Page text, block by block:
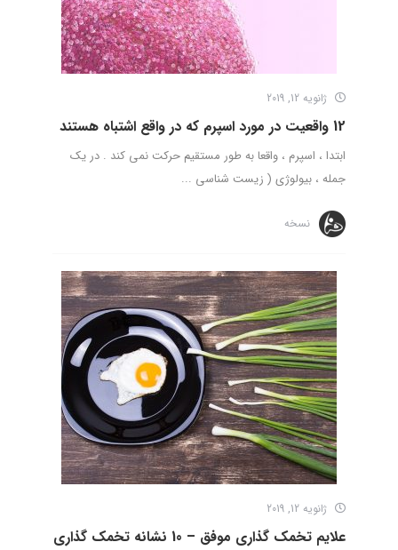
ژانویه 12, 2019
12 واقعیت در مورد اسپرم که در واقع اشتباه هستند
ابتدا ، اسپرم ، واقعا به طور مستقیم حرکت نمی کند . در یک
جمله ، بیولوژی ( زیست شناسی ...
نسخه
ژانویه 12, 2019
علایم تخمک گذاری موفق – 10 نشانه تخمک گذاری